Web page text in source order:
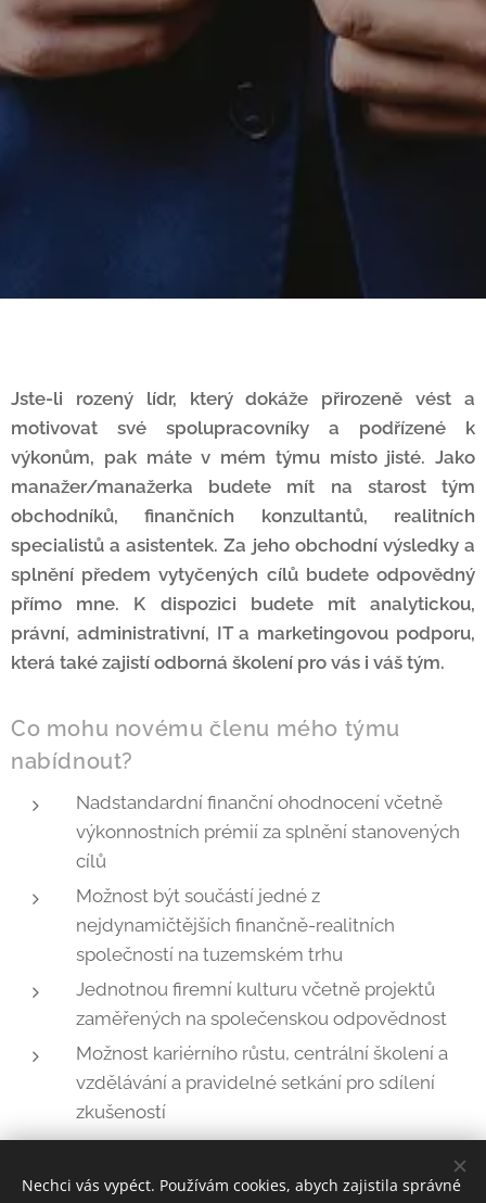
Jste-li rozený lídr, který dokáže přirozeně vést a
motivovat své spolupracovníky a podřízené k
výkonům, pak máte v mém týmu místo jisté. Jako
manažer/manažerka budete mít na starost tým
obchodníků, finančních konzultantů, realitních
specialistů a asistentek. Za jeho obchodní výsledky a
splnění předem vytyčených cílů budete odpovědný
přímo mne. K dispozici budete mít analytickou,
právní, administrativní, IT a marketingovou podporu,
která také zajistí odborná školení pro vás i váš tým.
Co mohu novému členu mého týmu
nabídnout?
Nadstandardní finanční ohodnocení včetně
výkonnostních prémií za splnění stanovených
cílů
Možnost být součástí jedné z
nejdynamičtějších finančně-realitních
společností na tuzemském trhu
Jednotnou firemní kulturu včetně projektů
zaměřených na společenskou odpovědnost
Možnost kariérního růstu, centrální školení a
vzdělávání a pravidelné setkání pro sdílení
zkušeností
A co požaduji, aby nový člen mého týmu
Nechci vás vypéct. Používám cookies, abych zajistila správné